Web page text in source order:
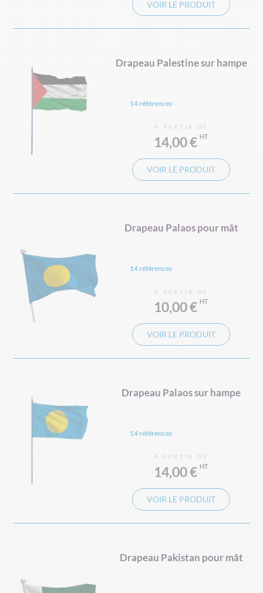
VOIR LE PRODUIT
Drapeau Palestine sur hampe
14 références
À PARTIR DE
14,00 €
VOIR LE PRODUIT
Drapeau Palaos pour mât
14 références
À PARTIR DE
10,00 €
VOIR LE PRODUIT
Drapeau Palaos sur hampe
14 références
À PARTIR DE
14,00 €
VOIR LE PRODUIT
Drapeau Pakistan pour mât